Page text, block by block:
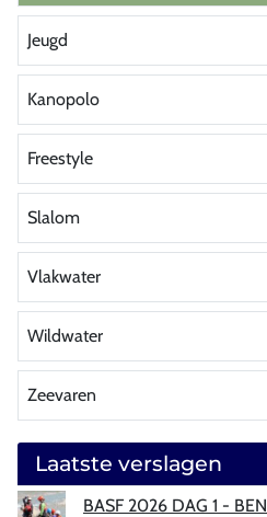
Jeugd
Kanopolo
Freestyle
Slalom
Vlakwater
Wildwater
Zeevaren
Laatste verslagen
BASF 2026 DAG 1 -